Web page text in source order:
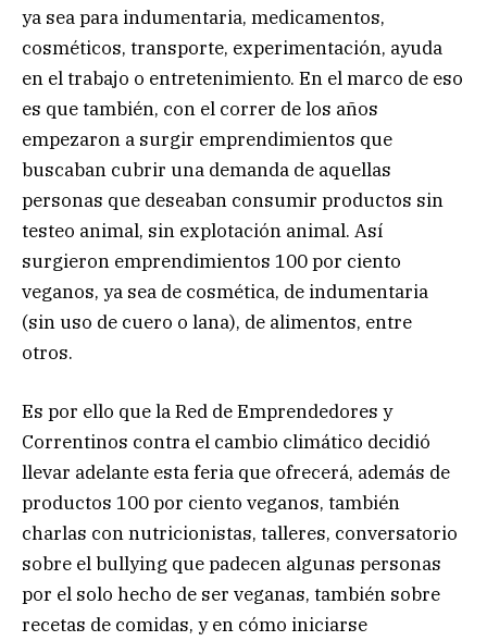
ya sea para indumentaria, medicamentos,
cosméticos, transporte, experimentación, ayuda
en el trabajo o entretenimiento. En el marco de eso
es que también, con el correr de los años
empezaron a surgir emprendimientos que
buscaban cubrir una demanda de aquellas
personas que deseaban consumir productos sin
testeo animal, sin explotación animal. Así
surgieron emprendimientos 100 por ciento
veganos, ya sea de cosmética, de indumentaria
(sin uso de cuero o lana), de alimentos, entre
otros.
Es por ello que la Red de Emprendedores y
Correntinos contra el cambio climático decidió
llevar adelante esta feria que ofrecerá, además de
productos 100 por ciento veganos, también
charlas con nutricionistas, talleres, conversatorio
sobre el bullying que padecen algunas personas
por el solo hecho de ser veganas, también sobre
recetas de comidas, y en cómo iniciarse